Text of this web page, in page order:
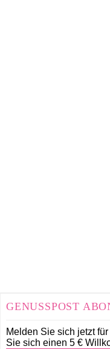
GENUSSPOST
Melden Sie sich jetzt
Sie sich einen 5 €